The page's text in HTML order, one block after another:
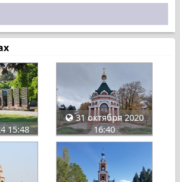
15:48
31 октября 2020
16:40